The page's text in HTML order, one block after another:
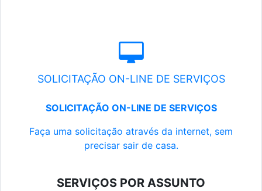
SOLICITAÇÃO ON-LINE DE SERVIÇOS
SOLICITAÇÃO ON-LINE DE SERVIÇOS
Faça uma solicitação através da internet, sem
precisar sair de casa.
SERVIÇOS POR ASSUNTO